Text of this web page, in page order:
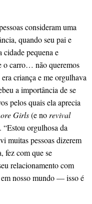
consideram uma
quando seu pai e
cidade pequena e
o carro… não queremos
criança e me orgulhava
a importância de se
pelos quais ela aprecia
Girls(e norevival
“Estou orgulhosa da
muitas pessoas dizerem
fez com que se
relacionamento com
nosso mundo — isso é